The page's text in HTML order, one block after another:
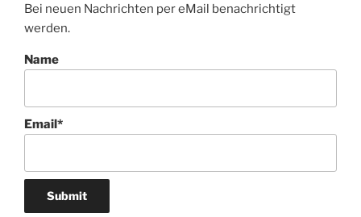
Bei neuen Nachrichten per eMail benachrichtigt
werden.
Name
Email*